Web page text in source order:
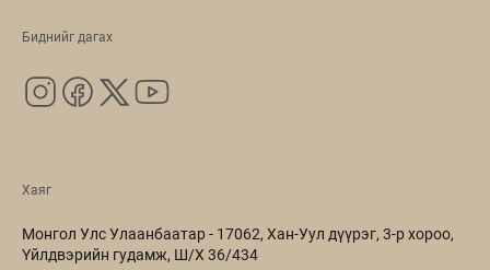
Хаяг
Монгол Улс Улаанбаатар - 17062, Хан-Уул дүүрэг, 3-р хороо,
Үйлдвэрийн гудамж, Ш/Х 36/434
Биднийг дагах